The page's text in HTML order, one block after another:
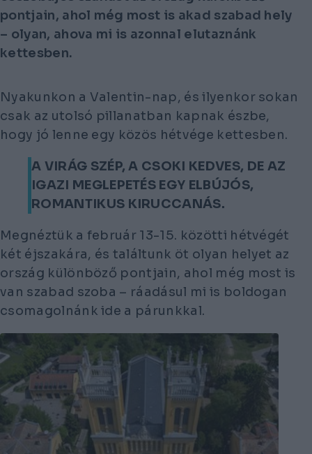
pontjain, ahol még most is akad szabad hely
– olyan, ahova mi is azonnal elutaznánk
kettesben.
Nyakunkon a Valentin-nap, és ilyenkor sokan
csak az utolsó pillanatban kapnak észbe,
hogy jó lenne egy közös hétvége kettesben.
A VIRÁG SZÉP, A CSOKI KEDVES, DE AZ
IGAZI MEGLEPETÉS EGY ELBÚJÓS,
ROMANTIKUS KIRUCCANÁS.
Megnéztük a február 13-15. közötti hétvégét
két éjszakára, és találtunk öt olyan helyet az
ország különböző pontjain, ahol még most is
van szabad szoba – ráadásul mi is boldogan
csomagolnánk ide a párunkkal.